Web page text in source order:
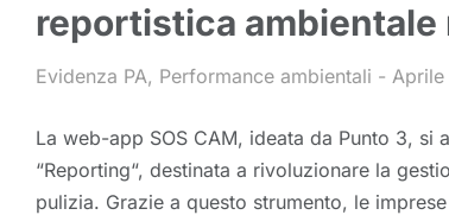
reportistica ambientale
Evidenza PA, Performance ambientali Aprile
La web-app SOS CAM, ideata da Punto 3, si
“Reporting“, destinata a rivoluzionare la
pulizia. Grazie a questo strumento, le